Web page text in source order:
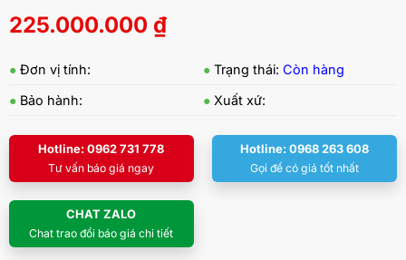
225.000.000 ₫
● Đơn vị tính: ● Trạng thái: Còn hàng
● Bảo hành: ● Xuất xứ:
Hotline: 0962 731 778
Tư vấn báo giá ngay
Hotline: 0968 263 608
Gọi để có giá tốt nhất
CHAT ZALO
Chat trao đổi báo giá chi tiết